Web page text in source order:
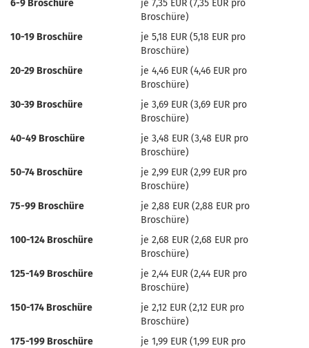
6-9 Broschüre
je 7,35 EUR (7,35 EUR pro
Broschüre)
10-19 Broschüre
je 5,18 EUR (5,18 EUR pro
Broschüre)
20-29 Broschüre
je 4,46 EUR (4,46 EUR pro
Broschüre)
30-39 Broschüre
je 3,69 EUR (3,69 EUR pro
Broschüre)
40-49 Broschüre
je 3,48 EUR (3,48 EUR pro
Broschüre)
50-74 Broschüre
je 2,99 EUR (2,99 EUR pro
Broschüre)
75-99 Broschüre
je 2,88 EUR (2,88 EUR pro
Broschüre)
100-124 Broschüre
je 2,68 EUR (2,68 EUR pro
Broschüre)
125-149 Broschüre
je 2,44 EUR (2,44 EUR pro
Broschüre)
150-174 Broschüre
je 2,12 EUR (2,12 EUR pro
Broschüre)
175-199 Broschüre
je 1,99 EUR (1,99 EUR pro